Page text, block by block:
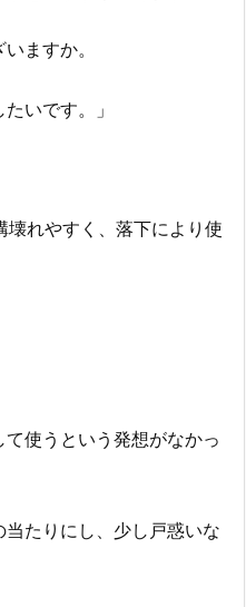
ますか。
いです。」
壊れやすく、落下により使
使うという発想がなかっ
たりにし、少し戸惑いな